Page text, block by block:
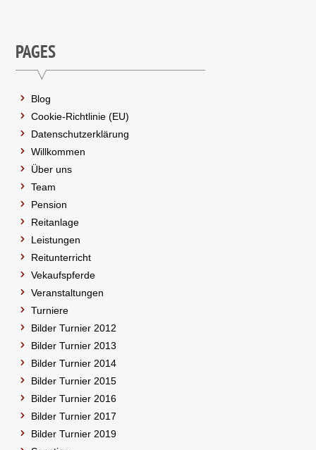
PAGES
Blog
Cookie-Richtlinie (EU)
Datenschutzerklärung
Willkommen
Über uns
Team
Pension
Reitanlage
Leistungen
Reitunterricht
Vekaufspferde
Veranstaltungen
Turniere
Bilder Turnier 2012
Bilder Turnier 2013
Bilder Turnier 2014
Bilder Turnier 2015
Bilder Turnier 2016
Bilder Turnier 2017
Bilder Turnier 2019